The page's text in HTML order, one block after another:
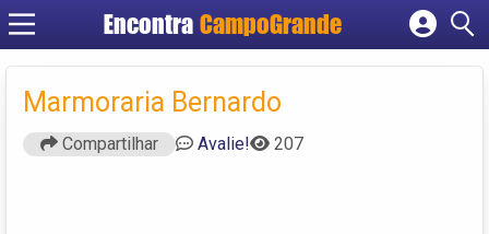
Encontra CampoGrande
Cadastrar empresa
Criar conta
Marmoraria Bernardo
Compartilhar Avalie! 207